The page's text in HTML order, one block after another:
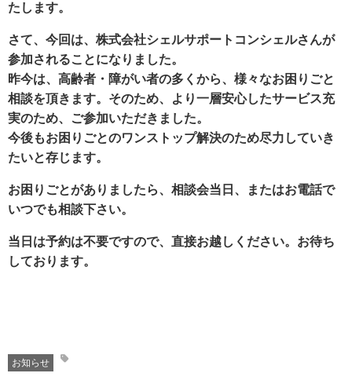
たします。
さて、今回は、株式会社シェルサポートコンシェルさんが
参加されることになりました。
昨今は、高齢者・障がい者の多くから、様々なお困りごと
相談を頂きます。そのため、より一層安心したサービス充
実のため、ご参加いただきました。
今後もお困りごとのワンストップ解決のため尽力していき
たいと存じます。
お困りごとがありましたら、相談会当日、またはお電話で
いつでも相談下さい。
当日は予約は不要ですので、直接お越しください。お待ち
しております。
お知らせ